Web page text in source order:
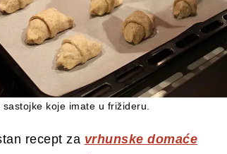
koje imate u frižideru.
recept za vrhunske domaće